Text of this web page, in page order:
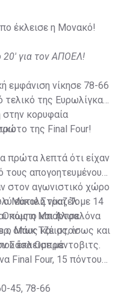
έκλεισε η Μονακό!
20' για τον ΑΠΟΕΛ!
εμφάνιση νίκησε 78-66
της Ευρωλίγκας,
κορυφαία
της Final Four!
πρώτα λεπτά ότι είχαν
τους απογοητευμένους
στον αγωνιστικό χώρο
εύκολη νίκη. Το
πως η Μπαρτσελόνα
όπως και στον
Ματιέ Στραζέλ με 14
Οκόμπο και Άλφα
ο Μάικ Τζέιμς, ίσως και
Σάσα Ομπράντοβιτς.
έκλεισε με
Final Four, 15 πόντους
45, 78-66